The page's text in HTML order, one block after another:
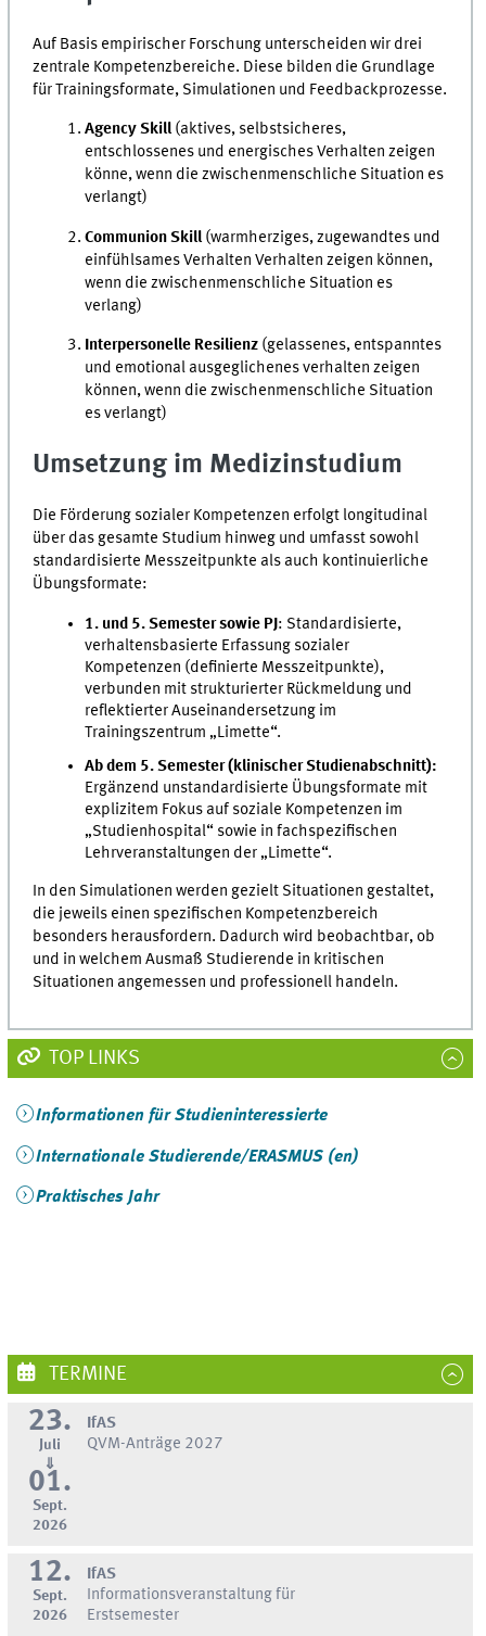
Auf Basis empirischer Forschung unterscheiden wir drei
zentrale Kompetenzbereiche. Diese bilden die Grundlage
für Trainingsformate, Simulationen und Feedbackprozesse.
Agency Skill(aktives, selbstsicheres,
entschlossenes und energisches Verhalten zeigen
könne, wenn die zwischenmenschliche Situation es
verlangt)
Communion Skill(warmherziges, zugewandtes und
einfühlsames Verhalten Verhalten zeigen können,
wenn die zwischenmenschliche Situation es
verlang)
Interpersonelle Resilienz (gelassenes, entspanntes
und emotional ausgeglichenes verhalten zeigen
können, wenn die zwischenmenschliche Situation
es verlangt)
Umsetzung im Medizinstudium
Die Förderung sozialer Kompetenzen erfolgt longitudinal
über das gesamte Studium hinweg und umfasst sowohl
standardisierte Messzeitpunkte als auch kontinuierliche
Übungsformate:
1. und 5. Semester sowie PJ: Standardisierte,
verhaltensbasierte Erfassung sozialer
Kompetenzen (definierte Messzeitpunkte),
verbunden mit strukturierter Rückmeldung und
reflektierter Auseinandersetzung im
Trainingszentrum „Limette“.
Ab dem 5. Semester (klinischer Studienabschnitt):
Ergänzend unstandardisierte Übungsformate mit
explizitem Fokus auf soziale Kompetenzen im
„Studienhospital“ sowie in fachspezifischen
Lehrveranstaltungen der „Limette“.
In den Simulationen werden gezielt Situationen gestaltet,
die jeweils einen spezifischen Kompetenzbereich
besonders herausfordern. Dadurch wird beobachtbar, ob
und in welchem Ausmaß Studierende in kritischen
Situationen angemessen und professionell handeln.
TOP LINKS
Informationen für Studieninteressierte
Internationale Studierende/ERASMUS (en)
Praktisches Jahr
TERMINE
23.
Juli
⇓
01.
Sept.
2026
IfAS
QVM-Anträge 2027
12.
Sept.
2026
IfAS
Informationsveranstaltung für
Erstsemester